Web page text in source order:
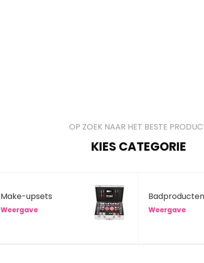
OP ZOEK NAAR HET BESTE
KIES CATEGORIE
Make-upsets
Weergave
Badproducten
Weergave